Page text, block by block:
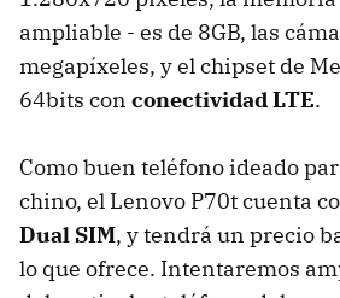
ampliable - es de 8GB, las
megapíxeles, y el chipset de
64bits con conectividad LTE.
Como buen teléfono ideado
chino, el Lenovo P70t cuenta
Dual SIM, y tendrá un precio
lo que ofrece. Intentaremos